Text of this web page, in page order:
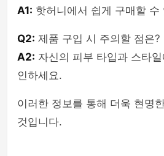
A1: 핫허니에서 쉽게 구매할 수
Q2: 제품 구입 시 주의할 점은?
A2: 자신의 피부 타입과 스타
인하세요.
이러한 정보를 통해 더욱 현명
것입니다.